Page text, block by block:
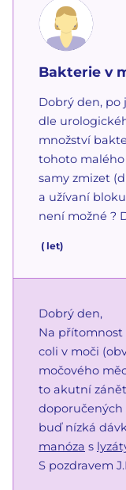
Bakterie v
Dobrý den,
dle
množství
tohoto
samy zmizet
a užívaní
není možné ?
( let)
Dobrý den,
Na přítomnost
coli v moči
močového
to akutní
buď nízká
manóza s
S pozdravem